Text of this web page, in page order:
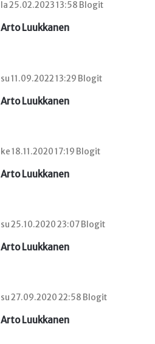
la 25.02.2023 13:58 Blogit
Arto Luukkanen
su 11.09.2022 13:29 Blogit
Arto Luukkanen
ke 18.11.2020 17:19 Blogit
Arto Luukkanen
su 25.10.2020 23:07 Blogit
Arto Luukkanen
su 27.09.2020 22:58 Blogit
Arto Luukkanen